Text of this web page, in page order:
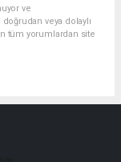
ve
veya dolaylı
tüm yorumlardan site